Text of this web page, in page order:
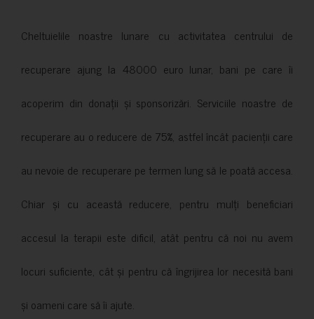
Cheltuielile noastre lunare cu activitatea centrului de
recuperare ajung la 48000 euro lunar, bani pe care îi
acoperim din donații și sponsorizări. Serviciile noastre de
recuperare au o reducere de 75%, astfel încât pacienții care
au nevoie de recuperare pe termen lung să le poată accesa.
Chiar și cu această reducere, pentru mulți beneficiari
accesul la terapii este dificil, atât pentru că noi nu avem
locuri suficiente, cât și pentru că îngrijirea lor necesită bani
și oameni care să îi ajute.